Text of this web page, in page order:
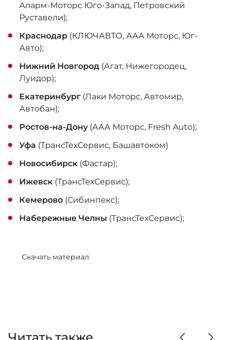
Аларм-Моторс Юго-Запад, Петровский
Руставели);
Краснодар (КЛЮЧАВТО, ААА Моторс, Юг-
Авто);
Нижний Новгород (Агат, Нижегородец,
Луидор);
Екатеринбург (Лаки Моторс, Автомир,
Автобан);
Ростов-на-Дону(ААА Моторс, Fresh Auto);
Уфа (ТрансТехСервис, Башавтоком)
Новосибирск (Фастар);
Ижевск (ТрансТехСервис);
Кемерово (Сибинпекс);
Набережные Челны (ТрансТехСервис);
Скачать материал